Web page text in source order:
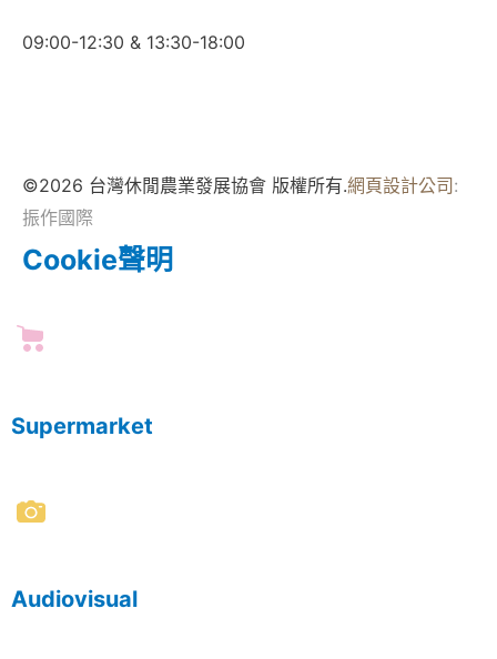
09:00-12:30 & 13:30-18:00
©2026 台灣休閒農業發展協會 版權所有.網頁設計公司:
振作國際
Cookie聲明
Supermarket
Audiovisual